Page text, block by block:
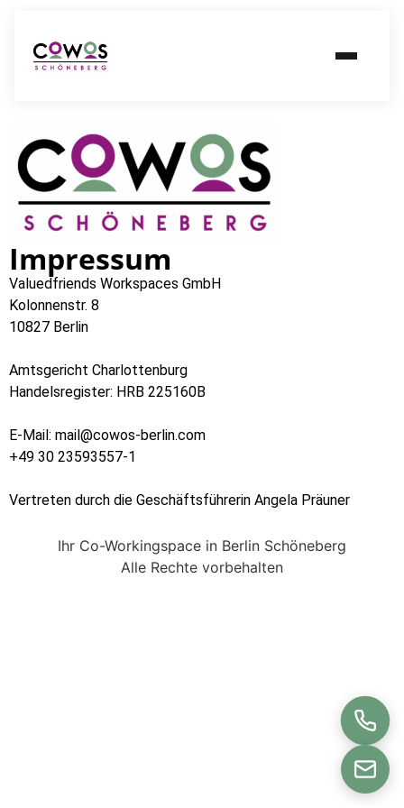
Impressum
Valuedfriends Workspaces GmbH
Kolonnenstr. 8
10827 Berlin
Amtsgericht Charlottenburg
Handelsregister: HRB 225160B
E-Mail: mail@cowos-berlin.com
+49 30 23593557-1
Vertreten durch die Geschäftsführerin Angela Präuner
Ihr Co-Workingspace in Berlin Schöneberg
Alle Rechte vorbehalten